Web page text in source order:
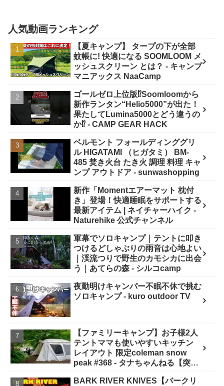
人気動画ランキング
【夏キャンプ】 タープの下が全部
蚊帳に! 快適になる SOOMLOOM メ
ッシュスクリーン とは？ - キャンプ
マニアックス NaaCamp
ゴールゼロ上位版⁉️Soomloomから
新作ランタン“Helio5000”が出た！
果たしてLumina5000とどう違うの
か⁉️ - CAMP GEAR HACK
ベルモント フォールディンググリ
ル HIGATAMI （ヒガタミ） BM-
485 焚き火台 たき火 調理 料理 キャ
ンプ アウトドア - sunwashopping
新作「Momentエアーマット 枕付
き」登場！快適睡眠をサポートする
最新アイテム | ネイチャーハイク -
Naturehike 公式チャンネル
軍幕でソロキャンプ｜テントに叩き
つけるどしゃぶりの雨音は心地よい
｜渓流つりで野生のカモシカに出会
う｜あてらの森 - シルコcamp
夜勤明けキャンパー不眠不休で挑む
ソロキャンプ - kuro outdoor TV
【ファミリーキャンプ】お子様2人
テントママも使いやすいキッチン
レイアウト 限定coleman snow
peak #368 - タナちゃんねる【突撃
BARK RIVER KNIVES【バークリ